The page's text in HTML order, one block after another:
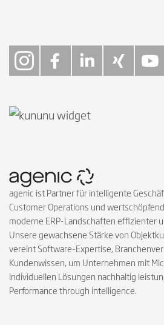
agenic ist Partner für intelligente
Customer Operations und
moderne ERP-Landschaften effizienter
Unsere gewachsene Stärke von
vereint Software-Expertise,
Kundenwissen, um Unternehmen mit
individuellen Lösungen nachhaltig
Performance through intelligence.